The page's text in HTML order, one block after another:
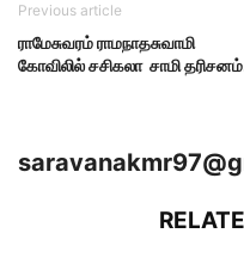
Previous article
ராமேசுவரம் ராமநாதசுவாமி
கோவிலில் சசிகலா சாமி